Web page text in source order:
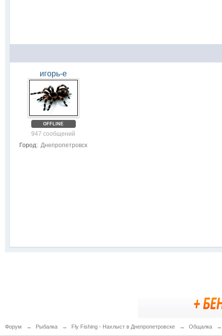
игорь-е
OFFLINE
947 сообщений
Город: Днепропетровск
Форум → Рыбалка → Fly Fishing - Нахлыст в Днепропетровске → Общалка →